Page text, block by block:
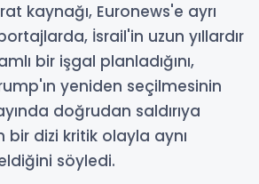
kaynağı, Euronews'e ayrı
İsrail'in uzun yıllardır
bir işgal planladığını,
yeniden seçilmesinin
doğrudan saldırıya
bir dizi kritik olayla aynı
söyledi.